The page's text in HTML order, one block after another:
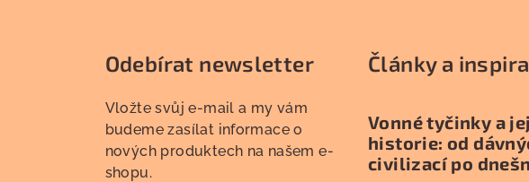
Odebírat newsletter
Vložte svůj e-mail a my vám
budeme zasílat informace o
nových produktech na našem e-
shopu.
Články a
Vonné tyčinky a
historie: od
civilizací po